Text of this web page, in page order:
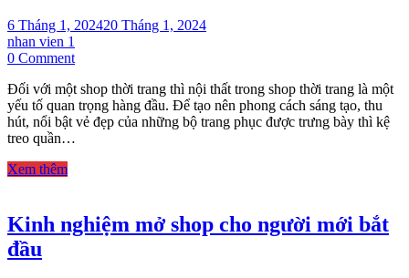
6 Tháng 1, 202420 Tháng 1, 2024
nhan vien 1
0 Commenton
CÔNG
KỆ
TREO
QUẦN
0932.032.500
Đối với một shop thời trang thì nội thất trong shop thời trang là một
yếu tố quan trọng hàng đầu. Để tạo nên phong cách sáng tạo, thu
hút, nổi bật vẻ đẹp của những bộ trang phục được trưng bày thì kệ
treo quần…
Xem thêm
Kinh nghiệm mở shop cho người mới bắt
đầu